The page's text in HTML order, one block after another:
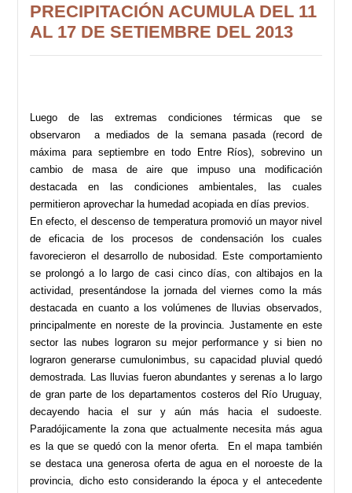
PRECIPITACIÓN ACUMULA DEL 11
AL 17 DE SETIEMBRE DEL 2013
Luego de las extremas condiciones térmicas que se
observaron a mediados de la semana pasada (record de
máxima para septiembre en todo Entre Ríos), sobrevino un
cambio de masa de aire que impuso una modificación
destacada en las condiciones ambientales, las cuales
permitieron aprovechar la humedad acopiada en días previos.
En efecto, el descenso de temperatura promovió un mayor nivel
de eficacia de los procesos de condensación los cuales
favorecieron el desarrollo de nubosidad. Este comportamiento
se prolongó a lo largo de casi cinco días, con altibajos en la
actividad, presentándose la jornada del viernes como la más
destacada en cuanto a los volúmenes de lluvias observados,
principalmente en noreste de la provincia. Justamente en este
sector las nubes lograron su mejor performance y si bien no
lograron generarse cumulonimbus, su capacidad pluvial quedó
demostrada. Las lluvias fueron abundantes y serenas a lo largo
de gran parte de los departamentos costeros del Río Uruguay,
decayendo hacia el sur y aún más hacia el sudoeste.
Paradójicamente la zona que actualmente necesita más agua
es la que se quedó con la menor oferta. En el mapa también
se destaca una generosa oferta de agua en el noroeste de la
provincia, dicho esto considerando la época y el antecedente